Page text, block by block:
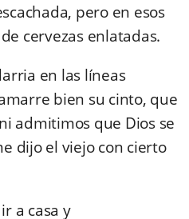
pero en esos
cervezas enlatadas.
en las líneas
bien su cinto, que
admitimos que Dios se
dijo el viejo con cierto
a casa y